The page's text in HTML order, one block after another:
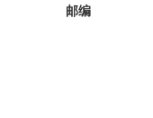
邮编